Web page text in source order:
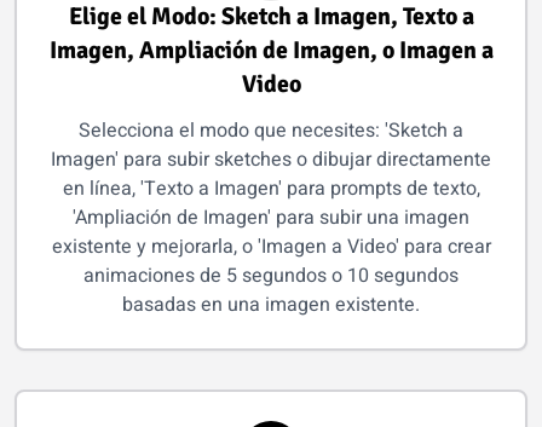
Elige el Modo: Sketch a Imagen, Texto a
Imagen, Ampliación de Imagen, o Imagen a
Video
Selecciona el modo que necesites: 'Sketch a
Imagen' para subir sketches o dibujar directamente
en línea, 'Texto a Imagen' para prompts de texto,
'Ampliación de Imagen' para subir una imagen
existente y mejorarla, o 'Imagen a Video' para crear
animaciones de 5 segundos o 10 segundos
basadas en una imagen existente.